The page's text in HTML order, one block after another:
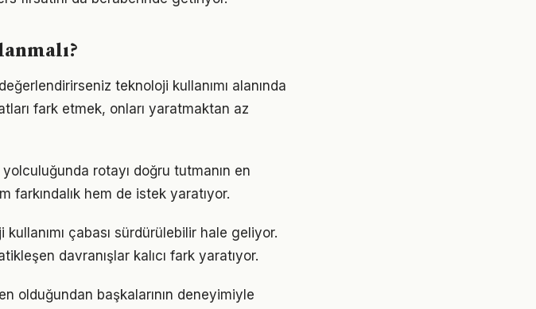
teknoloji kullanımı alanında
fark etmek, onları yaratmaktan az
rotayı doğru tutmanın en
hem de istek yaratıyor.
çabası sürdürülebilir hale geliyor.
davranışlar kalıcı fark yaratıyor.
olduğundan başkalarının deneyimiyle